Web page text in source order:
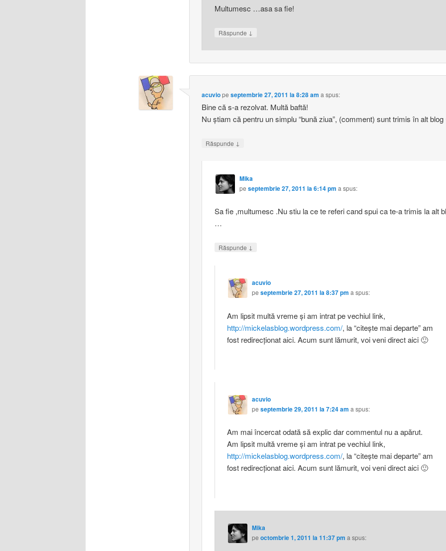
Multumesc …asa sa fie!
Răspunde ↓
acuviopeseptembrie 27, 2011 la 8:28 am a spus:
Bine că s-a rezolvat. Multă baftă!
Nu ştiam că pentru un simplu “bună ziua”, (comment) sunt trimis în alt blog
Răspunde ↓
Mika
pe septembrie 27, 2011 la 6:14 pm a spus:
Sa fie ,multumesc .Nu stiu la ce te referi cand spui ca te-a trimis la alt
…
Răspunde ↓
acuvio
pe septembrie 27, 2011 la 8:37 pm a spus:
Am lipsit multă vreme şi am intrat pe vechiul link,
http://mickelasblog.wordpress.com/, la “citeşte mai departe” am
fost redirecţionat aici. Acum sunt lămurit, voi veni direct aici 🙂
acuvio
pe septembrie 29, 2011 la 7:24 am a spus:
Am mai încercat odată să explic dar commentul nu a apărut.
Am lipsit multă vreme şi am intrat pe vechiul link,
http://mickelasblog.wordpress.com/, la “citeşte mai departe” am
fost redirecţionat aici. Acum sunt lămurit, voi veni direct aici 🙂
Mika
pe octombrie 1, 2011 la 11:37 pm a spus: